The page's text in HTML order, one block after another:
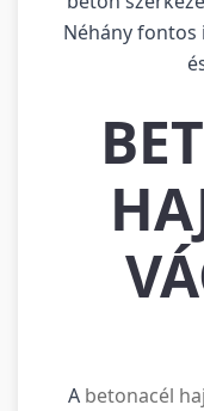
Néhány
A betonacél